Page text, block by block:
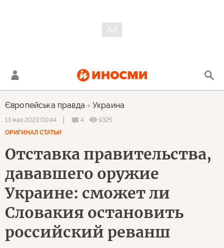
Європейська правда Украина
13 мая 2023 00:44 4
9325
ОРИГИНАЛ СТАТЬИ
Отставка правительства,
дававшего оружие
Украине: сможет ли
Словакия остановить
российский реванш